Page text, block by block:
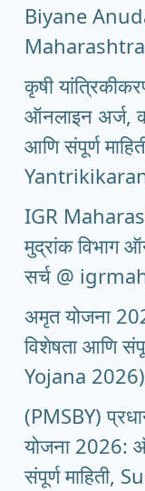
Biyane
Maharashtra
कृषी
ऑनलाइन अर्ज,
आणि संपूर्ण
IGR
मुद्रांक विभाग
सर्च @
अमृत योजना
विशेषता आणि
Yojana 2026)
(PMSBY)
योजना 2026:
संपूर्ण माहिती,